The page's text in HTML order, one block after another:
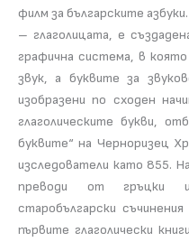
филм за българските
– глаголицата, е
графична система, в
звук, а буквите за
изобразени по сходен
глаголическите букви,
буквите“ на Черноризец
изследователи като 855.
преводи от гръцки
старобългарски
първите глаголически